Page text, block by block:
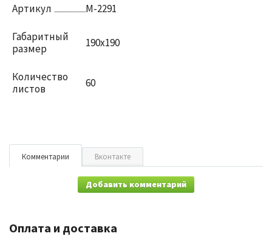
Артикул М-2291
Габаритный
размер
190х190
Количество
листов
60
Комментарии Вконтакте
Добавить комментарий
Оплата и доставка